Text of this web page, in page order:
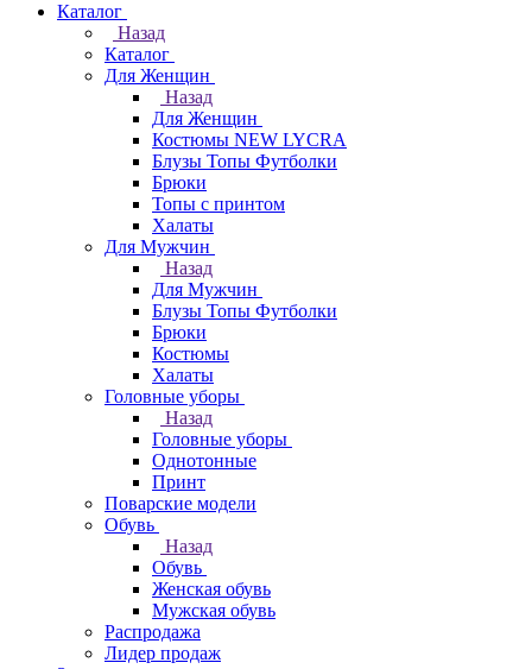
Каталог
Назад
Каталог
Для Женщин
Назад
Для Женщин
Костюмы NEW LYCRA
Блузы Топы Футболки
Брюки
Топы с принтом
Халаты
Для Мужчин
Назад
Для Мужчин
Блузы Топы Футболки
Брюки
Костюмы
Халаты
Головные уборы
Назад
Головные уборы
Однотонные
Принт
Поварские модели
Обувь
Назад
Обувь
Женская обувь
Мужская обувь
Распродажа
Лидер продаж